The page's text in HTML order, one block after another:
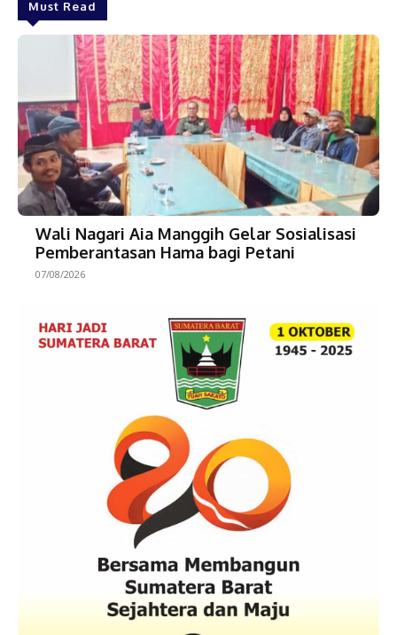
Must Read
Wali Nagari Aia Manggih Gelar Sosialisasi
Pemberantasan Hama bagi Petani
07/08/2026